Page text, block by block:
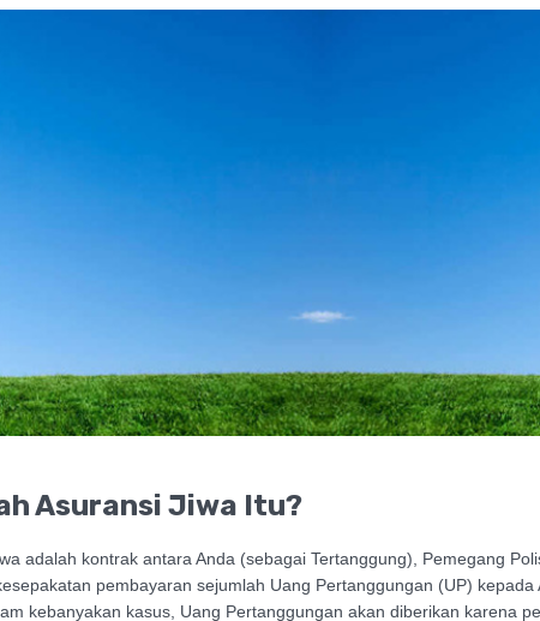
Asuransi Jiwa Itu?
adalah kontrak antara Anda (sebagai Tertanggung), Pemegang
pembayaran sejumlah Uang Pertanggungan (UP)
kebanyakan kasus, Uang Pertanggungan akan diberikan karena